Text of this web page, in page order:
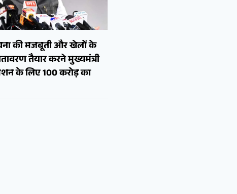
की मजबूती और खेलों के
तैयार करने मुख्यमंत्री
के लिए 100 करोड़ का